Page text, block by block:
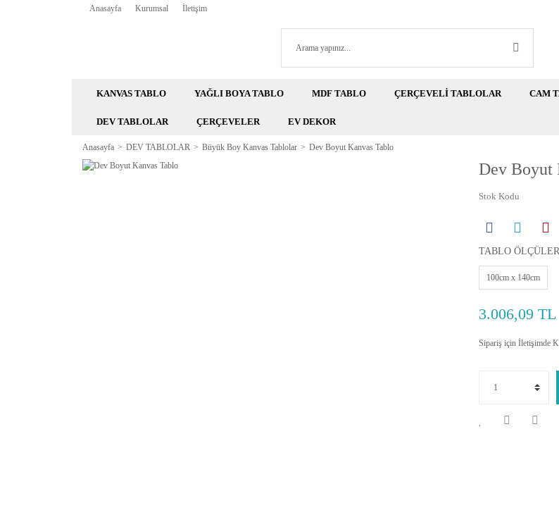
Anasayfa Kurumsal İletişim
KANVAS TABLO YAĞLI BOYA TABLO MDF TABLO ÇERÇEVELİ TABLOLAR CAM
DEV TABLOLAR ÇERÇEVELER EV DEKOR
Anasayfa DEV TABLOLAR Büyük Boy Kanvas Tablolar Dev Boyut Kanvas Tablo
Dev Boyut
Stok Kodu
TABLO
100cm x 140cm
3.006,09 TL
Sipariş için İletişimde